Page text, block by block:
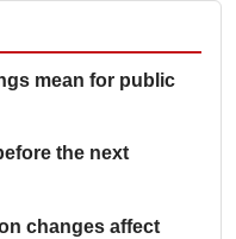
mean for public
the next
changes affect